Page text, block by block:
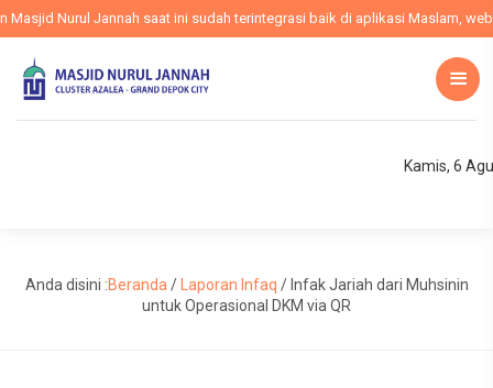
Nurul Jannah saat ini sudah terintegrasi baik di aplikasi Maslam,
Kamis, 6
Anda disini :Beranda / Laporan Infaq / Infak Jariah dari Muhsinin
untuk Operasional DKM via QR